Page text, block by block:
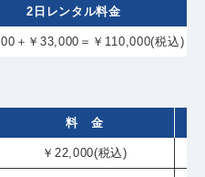
2日レンタル料金
＋￥33,000＝￥110,000(税込)
料 金
￥22,000(税込)